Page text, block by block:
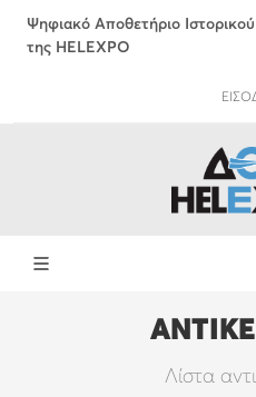
Ψηφιακό Αποθετήριο
της HELEXPO
Λίστα